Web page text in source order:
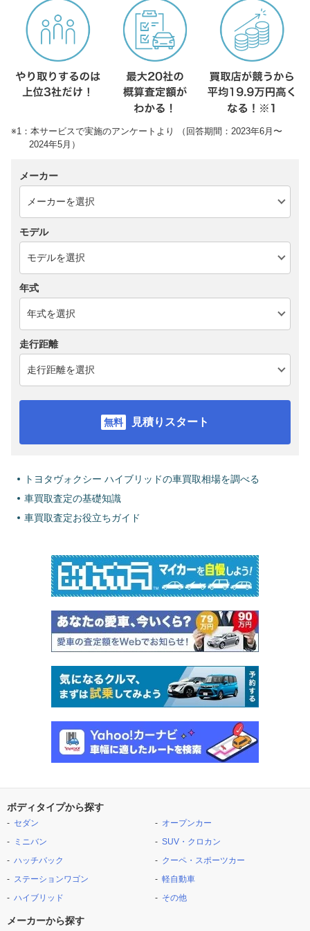
※1：本サービスで実施のアンケートより （回答期間：2023年6月〜
2024年5月）
メーカー
モデル
年式
走行距離
見積りスタート
トヨタヴォクシー ハイブリッドの車買取相場を調べる
車買取査定の基礎知識
車買取査定お役立ちガイド
ボディタイプから探す
セダン
ミニバン
ハッチバック
ステーションワゴン
ハイブリッド
オープンカー
SUV・クロカン
クーペ・スポーツカー
軽自動車
その他
メーカーから探す